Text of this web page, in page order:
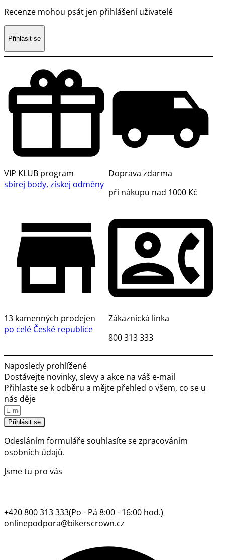
Recenze mohou psát jen přihlášení uživatelé
Přihlásit se
VIP KLUB program
sbírej body, získej odměny
Doprava zdarma
při nákupu nad 1000 Kč
13 kamenných prodejen
po celé České republice
Zákaznická linka
800 313 333
Naposledy prohlížené
Dostávejte novinky, slevy a akce na váš e-mail
Přihlaste se k odběru a mějte přehled o všem, co se u
nás děje
Přihlásit se
Odesláním formuláře souhlasíte sezpracováním
osobních údajů.
Jsme tu pro vás
+420 800 313 333(Po - Pá 8:00 - 16:00 hod.)
onlinepodpora@bikerscrown.cz